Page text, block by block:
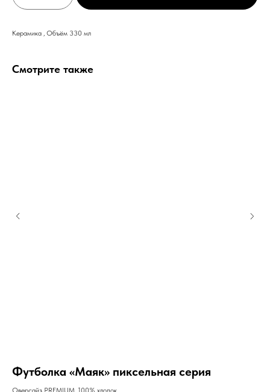
Керамика , Объём 330 мл
Смотрите также
Футболка «Маяк» пиксельная серия
Оверсайз PREMIUM, 100% хлопок